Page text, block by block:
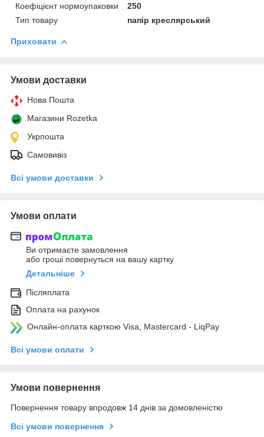
Коефіцієнт нормоупаковки
250
Тип товару
папір креслярський
Приховати
Умови доставки
Нова Пошта
Магазини Rozetka
Укрпошта
Самовивіз
Всі умови доставки
Умови оплати
Ви отримаєте замовлення
або гроші повернуться на вашу картку
Детальніше
Післяплата
Оплата на рахунок
Онлайн-оплата карткою Visa, Mastercard - LiqPay
Всі умови оплати
Умови повернення
Повернення товару впродовж 14 днів за домовленістю
Всі умови повернення